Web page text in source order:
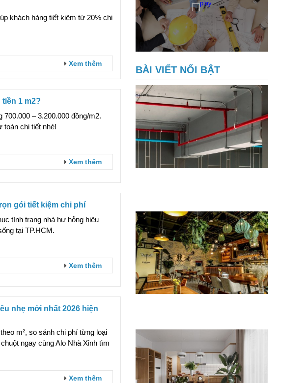
BÀI VIẾT NỔI BẬT
khách hàng tiết kiệm từ 20% chi
Xem thêm
1 m2?
700.000 – 3.200.000 đồng/m2.
toán chi tiết nhé!
Xem thêm
gói tiết kiệm chi phí
tình trạng nhà hư hỏng hiệu
tại TP.HCM.
Xem thêm
nhẹ mới nhất 2026 hiện
m², so sánh chi phí từng loại
ngay cùng Alo Nhà Xinh tìm
Xem thêm